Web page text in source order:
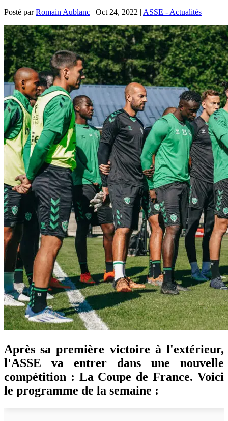
Posté parRomain Aublanc | Oct 24, 2022 | ASSE - Actualités
Après sa première victoire à l'extérieur,
l'ASSE va entrer dans une nouvelle
compétition : La Coupe de France. Voici
le programme de la semaine :